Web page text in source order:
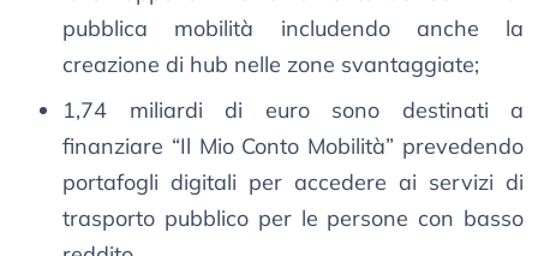
pubblica mobilità includendo anche la
creazione di hub nelle zone svantaggiate;
1,74 miliardi di euro sono destinati a
finanziare “Il Mio Conto Mobilità” prevedendo
portafogli digitali per accedere ai servizi di
trasporto pubblico per le persone con basso